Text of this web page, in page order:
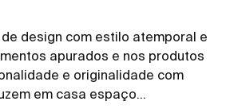
design com estilo atemporal e
apurados e nos produtos
e originalidade com
em casa espaço